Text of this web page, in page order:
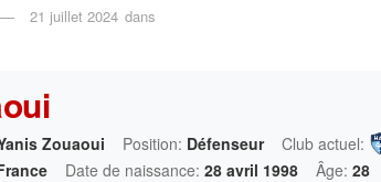
21 juillet 2024 dans
Zouaoui Position: Défenseur Club actuel:
Date de naissance: 28 avril 1998 Âge: 28